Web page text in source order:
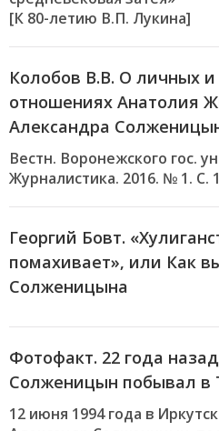
[К 80-летию В.П. Лукина]
Колобов В.В. О личных и
отношениях Анатолия
Александра
Вестн. Воронежского гос.
Журналистика. 2016. № 1. С.
Георгий Бовт.
помахивает», или Как
Солженицына
Фотофакт. 22 года
Солженицын побывал в
12 июня 1994 года в